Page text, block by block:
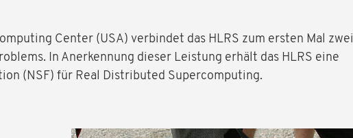
Center (USA) verbindet das HLRS zum ersten Mal zwei
In Anerkennung dieser Leistung erhält das HLRS eine
(NSF) für Real Distributed Supercomputing.